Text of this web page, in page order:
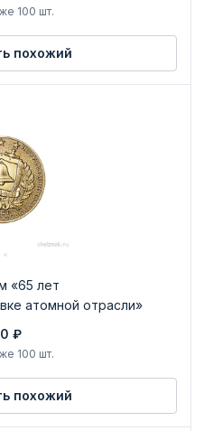
100 шт.
похожий
«65 лет
атомной отрасли»
₽
100 шт.
похожий